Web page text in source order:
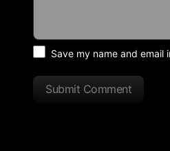
Save my name and
Submit Comment